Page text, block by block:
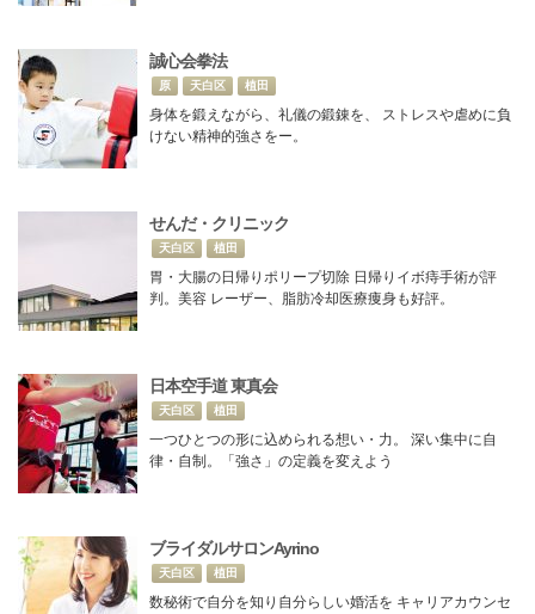
誠心会拳法
原 天白区 植田
身体を鍛えながら、礼儀の鍛錬を、 ストレスや虐めに負
けない精神的強さをー。
せんだ・クリニック
天白区 植田
胃・大腸の日帰りポリープ切除 日帰りイボ痔手術が評
判。美容 レーザー、脂肪冷却医療痩身も好評。
日本空手道 東真会
天白区 植田
一つひとつの形に込められる想い・力。 深い集中に自
律・自制。「強さ」の定義を変えよう
ブライダルサロンAyrino
天白区 植田
数秘術で自分を知り自分らしい婚活を キャリアカウンセ